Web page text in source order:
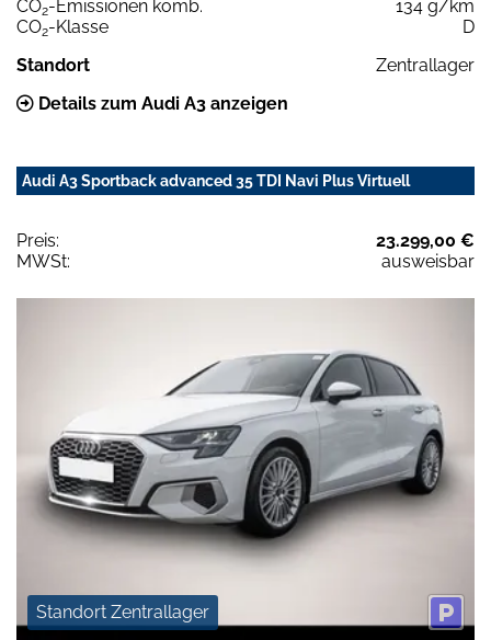
CO2-Emissionen komb.
134 g/km
CO2-Klasse
D
Standort
Zentrallager
Details zum Audi A3 anzeigen
Audi A3 Sportback advanced 35 TDI Navi Plus Virtuell
Preis:
23.299,00 €
MWSt:
ausweisbar
Standort Zentrallager